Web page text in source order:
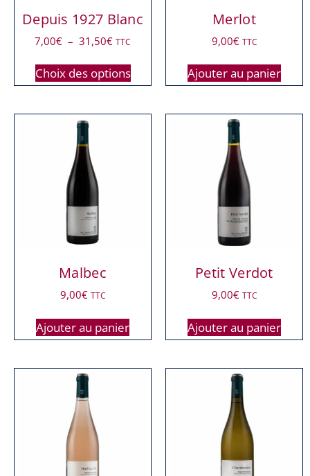
Depuis 1927 Blanc
7,00€ – 31,50€ TTC
Choix des options
Merlot
9,00€ TTC
Ajouter au panier
Malbec
9,00€ TTC
Ajouter au panier
Petit Verdot
9,00€ TTC
Ajouter au panier